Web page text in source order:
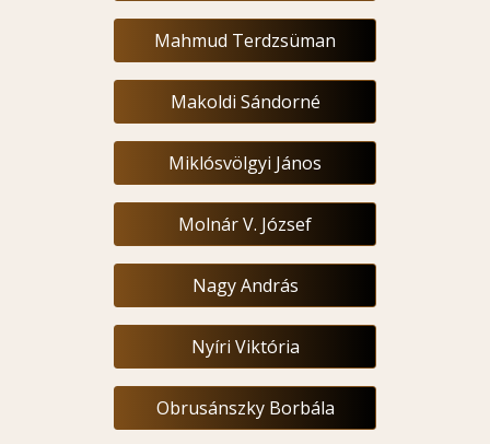
Mahmud Terdzsüman
Makoldi Sándorné
Miklósvölgyi János
Molnár V. József
Nagy András
Nyíri Viktória
Obrusánszky Borbála